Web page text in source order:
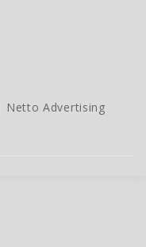
Netto Advertising